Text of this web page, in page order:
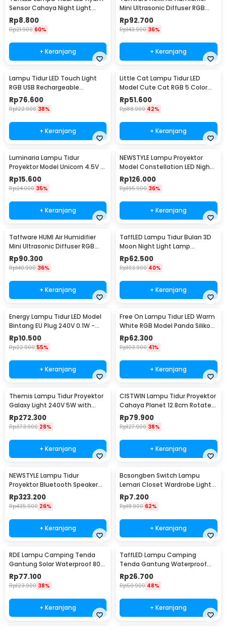
Sensor Cahaya Night Light
Warm White 5W - GY01
Rp8.800
Rp21.900 60%
+ Keranjang
Mini Ultrasonic Diffuser RGB
500ml Remote - HUMI H14A
Rp92.700
Rp143.900 36%
+ Keranjang
Lampu Tidur LED Touch Light
RGB USB Rechargeable
1500mAh 5V 3W - F8-1
Rp76.600
Rp122.900 38%
+ Keranjang
Little Cat Lampu Tidur LED
Model Cute Cat RGB 5 Color
0.3W 4.5V - LJC-124
Rp51.600
Rp88.900 42%
+ Keranjang
Luminaria Lampu Tidur
Proyektor Model Unicorn 4.5V -
GP-ZS0
Rp15.600
Rp24.000 35%
+ Keranjang
NEWSTYLE Lampu Proyektor
Model Constellation LED Night
Light 3W 5V - NL-USB
Rp126.000
Rp195.900 36%
+ Keranjang
Taffware HUMI Air Humidifier
Mini Ultrasonic Diffuser RGB
500ml Remote - 2467
Rp90.300
Rp140.900 36%
+ Keranjang
TaffLED Lampu Tidur Bulan 3D
Moon Night Light Lamp
Rechargeable 12cm - ROX-05
Rp62.500
Rp103.900 40%
+ Keranjang
Energy Lampu Tidur LED Model
Bintang EU Plug 240V 0.1W -
EN-NL-8
Rp10.500
Rp22.900 55%
+ Keranjang
Free On Lampu Tidur LED Warm
White RGB Model Panda Silikon
Lamp 1.5W - ZH-121
Rp62.300
Rp103.900 41%
+ Keranjang
Themis Lampu Tidur Proyektor
Galaxy Light 240V 5W with
Remote Control - HR-A1
Rp272.300
Rp373.900 28%
+ Keranjang
CISTWIN Lampu Tidur Proyektor
Cahaya Planet 12.8cm Rotate
with 6 Film - PT-521
Rp79.900
Rp127.900 38%
+ Keranjang
NEWSTYLE Lampu Tidur
Proyektor Bluetooth Speaker
220V with Remote - GX-334
Rp323.200
Rp435.900 26%
+ Keranjang
Bcsongben Switch Lampu
Lemari Closet Wardrobe Light
Automatic Switch - YGKG1
Rp7.200
Rp18.900 62%
+ Keranjang
RDE Lampu Camping Tenda
Gantung Solar Waterproof 800
Lumens 2400mAh - HS-V65
Rp77.100
Rp123.900 38%
+ Keranjang
TaffLED Lampu Camping
Tenda Gantung Waterproof
150 Lumens 800mAh - 511
Rp26.700
Rp50.900 48%
+ Keranjang